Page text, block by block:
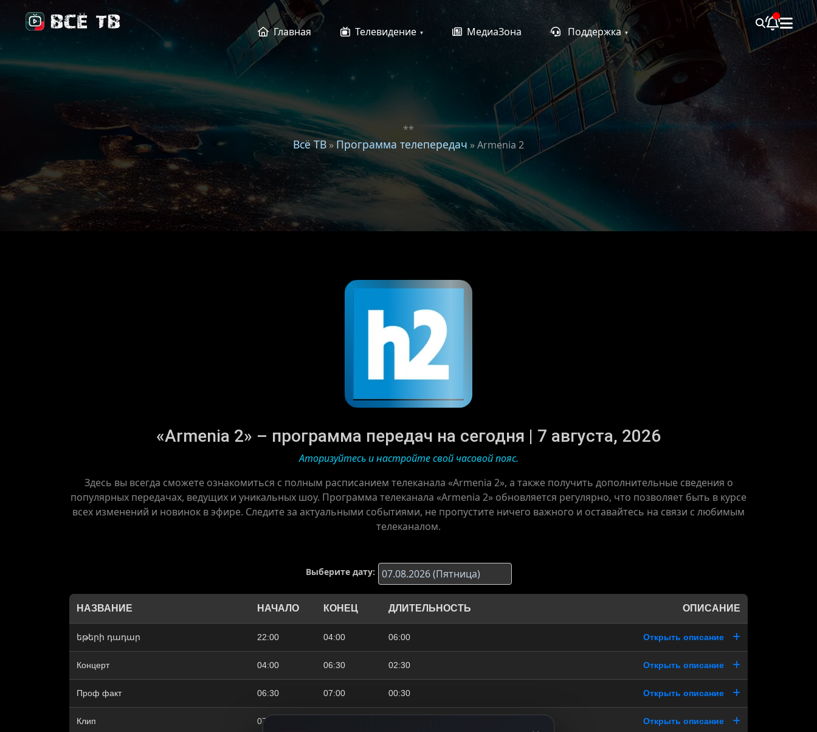
Главная Телевидение МедиаЗона Поддержка
**
Всё ТВ »Программа телепередач » Armenia 2
«Armenia 2» – программа передач на сегодня | 7 августа, 2026
Аторизуйтесь и настройте свой часовой пояс.
Здесь вы всегда сможете ознакомиться с полным расписанием телеканала «Armenia 2», а также получить дополнительные сведения о
популярных передачах, ведущих и уникальных шоу. Программа телеканала «Armenia 2» обновляется регулярно, что позволяет быть в курсе
всех изменений и новинок в эфире. Следите за актуальными событиями, не пропустите ничего важного и оставайтесь на связи с любимым
телеканалом.
Выберите дату:
НАЗВАНИЕ НАЧАЛО КОНЕЦ ДЛИТЕЛЬНОСТЬ ОПИСАНИЕ
եթերի դադար 22:00 04:00 06:00 Открыть описание
Концерт 04:00 06:30 02:30 Открыть описание
Проф факт 06:30 07:00 00:30 Открыть описание
Клип 07:00 Открыть описание